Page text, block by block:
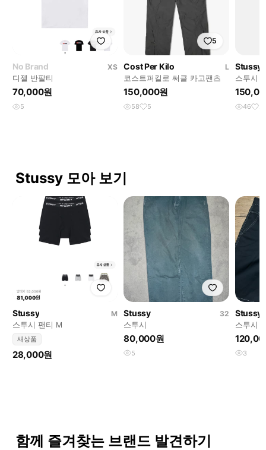
No Brand
XS
디젤 반팔티
70,000원
5
5
Cost Per Kilo
L
코스트퍼킬로 써클 카고팬츠
150,000원
58 5
Stussy
스투시
스 카고
46 2
Stussy 모아 보기
Stussy
M
스투시 팬티 M
새상품
28,000원
Stussy
32
스투시
80,000원
5
Stussy
스투시
3
함께 즐겨찾는 브랜드 발견하기